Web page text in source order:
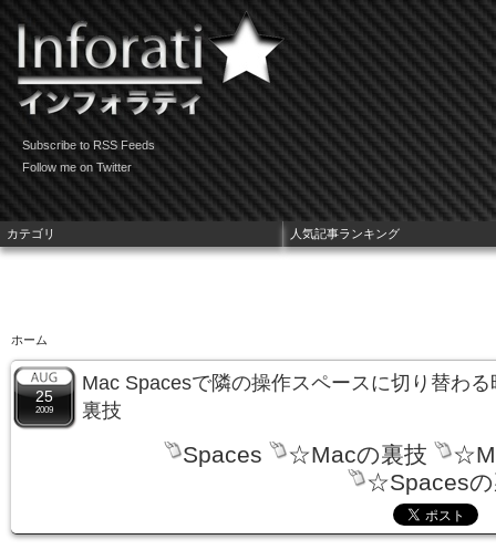
Subscribe to RSS Feeds
Follow me on Twitter
ホーム
25
2009
Mac Spacesで隣の操作スペースに切り替わ
裏技
Spaces ☆Macの裏技
☆Spacesの
カテゴリ 人気記事ランキング